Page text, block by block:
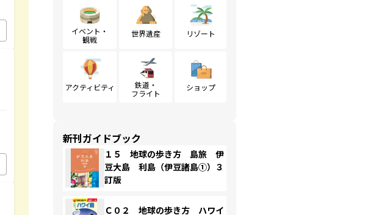
イベント・
観戦
世界遺産 リゾート
アクティビティ
鉄道・
フライト
ショップ
新刊ガイドブック
１５ 地球の歩き方 島旅 伊
豆大島 利島（伊豆諸島①）３
訂版
Ｃ０２ 地球の歩き方 ハワイ